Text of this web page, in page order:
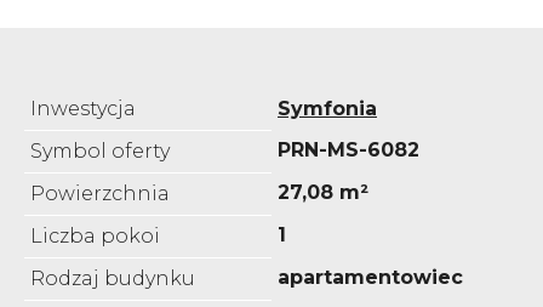
Inwestycja
Symfonia
Symbol oferty
PRN-MS-6082
Powierzchnia
27,08 m²
Liczba pokoi
1
Rodzaj budynku
apartamentowiec